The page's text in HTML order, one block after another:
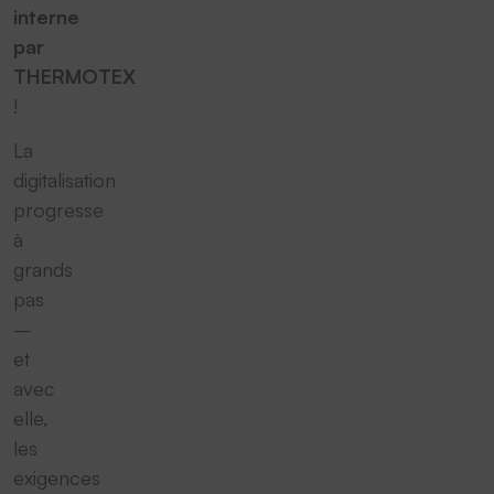
interne
par
THERMOTEX
!
La
digitalisation
progresse
à
grands
pas
–
et
avec
elle,
les
exigences